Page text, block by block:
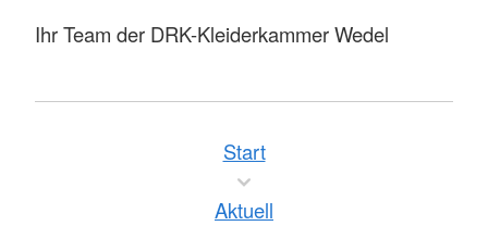
Ihr Team der DRK-Kleiderkammer Wedel
Start
Aktuell